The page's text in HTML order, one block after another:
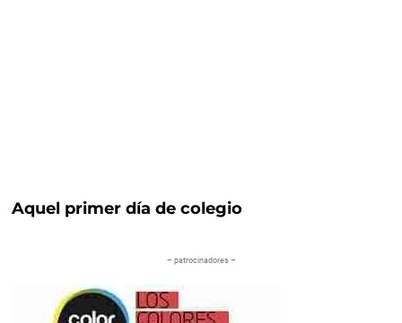
Aquel primer día de colegio
– patrocinadores –